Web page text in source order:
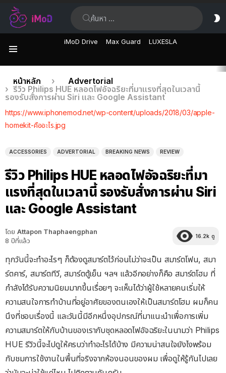
iMoD Drive Max Guard LUXESLA
เรื่อง
ล่าสุด
คุณอยู่ที่นี่:
หน้าหลัก
Advertorial
รีวิว Philips HUE หลอดไฟอัจฉริยะที่มาแรงที่สุดในเวลานี้
รองรับสั่งการผ่าน Siri และ Google Assistant
https://www.iphonemod.net/wp-content/uploads/2018/03/apple-
homekit-คืออะไร.jpg
ACCESSORIES ADVERTORIAL BREAKING NEWS REVIEW
รีวิว Philips HUE หลอดไฟอัจฉริยะที่มา
แรงที่สุดในเวลานี้ รองรับสั่งการผ่าน Siri
และ Google Assistant
โดย Attapon Thaphaengphan
8 ปีที่แล้ว
16.2k ดู
ทุกวันนี้จะทำอะไรๆ ก็ต้องดูสมาร์ตไว้ก่อนไม่ว่าจะเป็น สมาร์ตโฟน, สมา
ร์ตคาร์, สมาร์ตทีวี, สมาร์ตตู้เย็น ฯลฯ แล้วอีกอย่างก็คือ สมาร์ตโฮม ที่
กำลังได้รับความนิยมมากขึ้นเรื่อยๆ จะเห็นได้ว่าผู้ใช้หลายคนเริ่มให้
ความสนใจการทำบ้านที่อยู่อาศัยของตนเองให้เป็นสมาร์ตโฮม ผมก็คน
นึงที่ชอบเรื่องนี้ และวันนี้มีอีกหนึ่งอุปกรณ์ที่มาแนะนำเพื่อการเพิ่ม
ความสมาร์ตให้กับบ้านของเรากับชุดหลอดไฟอัจฉริยะในนามว่า Philips
HUE รีวิวนี้จะไปดูให้ครบว่าทำอะไรได้บ้าง มีความน่าสนใจยังไงพร้อม
กับชมการใช้งานในพื้นที่จริงจากห้องนอนของผม เพื่อดูให้รู้กันไปเลย